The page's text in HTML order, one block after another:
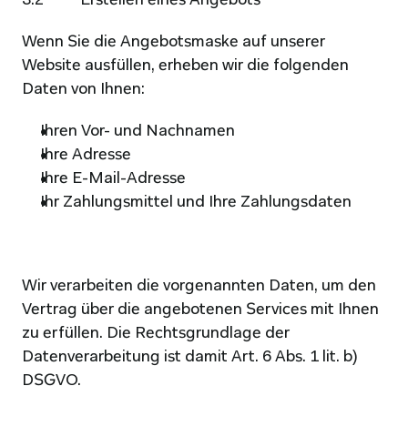
Wenn Sie die Angebotsmaske auf unserer
Website ausfüllen, erheben wir die folgenden
Daten von Ihnen:
Ihren Vor- und Nachnamen
Ihre Adresse
Ihre E-Mail-Adresse
Ihr Zahlungsmittel und Ihre Zahlungsdaten
Wir verarbeiten die vorgenannten Daten, um den
Vertrag über die angebotenen Services mit Ihnen
zu erfüllen. Die Rechtsgrundlage der
Datenverarbeitung ist damit Art. 6 Abs. 1 lit. b)
DSGVO.